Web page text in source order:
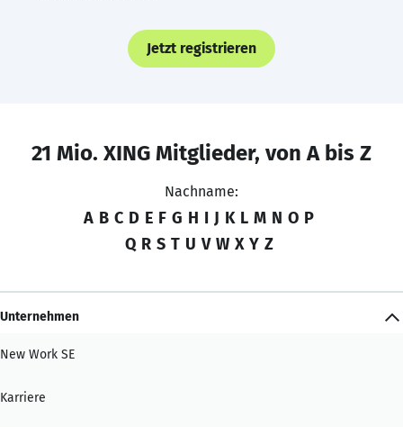
Jetzt registrieren
21 Mio. XING Mitglieder, von A bis Z
Nachname:
A B C D E F G H I J K L M N O P
Q R S T U V W X Y Z
Unternehmen
New Work SE
Karriere